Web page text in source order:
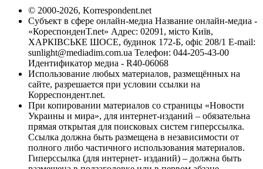
© 2000-2026, Korrespondent.net
Субъект в сфере онлайн-медиа Название онлайн-медиа -
«КореспонденТ.net» Адрес: 02091, місто Київ,
ХАРКІВСЬКЕ ШОСЕ, будинок 172-Б, офіс 208/1 E-mail:
sunlight@mediadim.com.ua Телефон: 044-205-43-00
Идентификатор медиа - R40-06068
Использование любых материалов, размещённых на
сайте, разрешается при условии ссылки на
Корреспондент.net.
При копировании материалов со страницы «Новости
Украины и мира», для интернет-изданий – обязательна
прямая открытая для поисковых систем гиперссылка.
Ссылка должна быть размещена в независимости от
полного либо частичного использования материалов.
Гиперссылка (для интернет- изданий) – должна быть